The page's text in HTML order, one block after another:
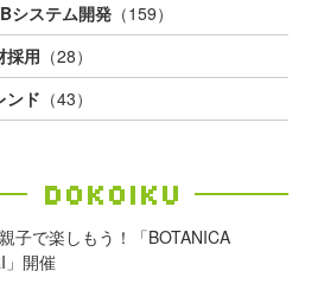
システム開発 （159）
採用 （28）
ンド （43）
Dokoiku
子で楽しもう！「BOTANICA
」開催